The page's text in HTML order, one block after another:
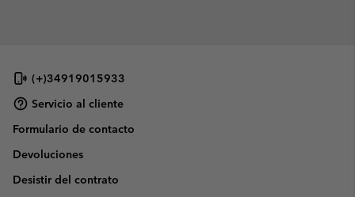
(+)34919015933
Servicio al cliente
Formulario de contacto
Devoluciones
Desistir del contrato